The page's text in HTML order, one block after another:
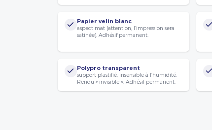
Papier velin blanc
aspect mat (attention, l’impression sera
satinée). Adhésif permanent.
Polypro transparent
support plastifié, insensible à l’humidité.
Rendu « invisible ». Adhésif permanent.